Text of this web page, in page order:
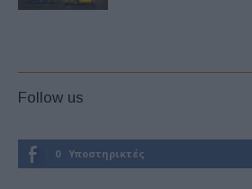
Follow us
0 Υποστηρικτές